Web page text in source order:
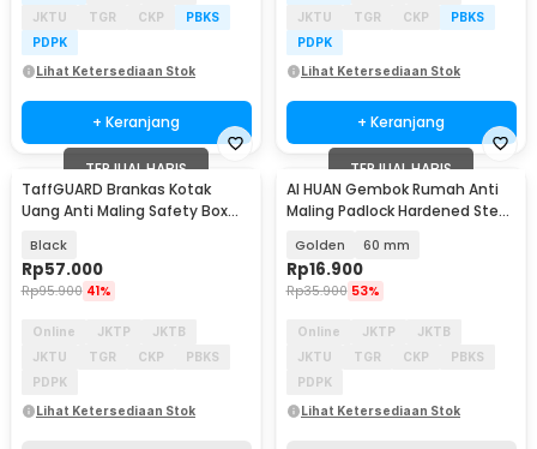
JKTU
TGR CKP
PBKS
PDPK
Lihat Ketersediaan Stok
+ Keranjang
JKTU
TGR CKP
PBKS
PDPK
Lihat Ketersediaan Stok
+ Keranjang
TERJUAL HABIS
TaffGUARD Brankas Kotak
Uang Anti Maling Safety Box
Black
Rp57.000
Rp95.900 41%
Online JKTP
JKTB
JKTU
TGR CKP
PBKS
PDPK
Lihat Ketersediaan Stok
TERJUAL HABIS
AI HUAN Gembok Rumah Anti
Maling Padlock Hardened Steel
Golden 60 mm
Rp16.900
Rp35.900 53%
Online JKTP
JKTB
JKTU
TGR CKP
PBKS
PDPK
Lihat Ketersediaan Stok